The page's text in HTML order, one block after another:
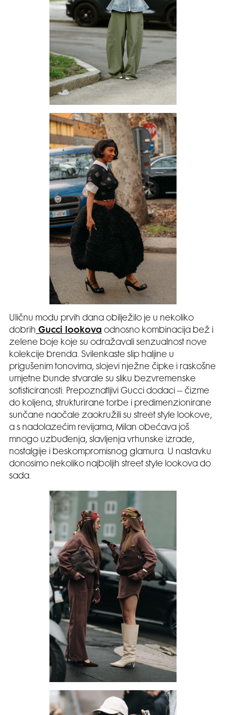
Uličnu modu prvih dana obilježilo je u nekoliko
dobrih Gucci lookova odnosno kombinacija bež i
zelene boje koje su odražavali senzualnost nove
kolekcije brenda. Svilenkaste slip haljine u
prigušenim tonovima, slojevi nježne čipke i raskošne
umjetne bunde stvarale su sliku bezvremenske
sofisticiranosti. Prepoznatljivi Gucci dodaci – čizme
do koljena, strukturirane torbe i predimenzionirane
sunčane naočale zaokružili su street style lookove,
a s nadolazećim revijama, Milan obećava još
mnogo uzbuđenja, slavljenja vrhunske izrade,
nostalgije i beskompromisnog glamura. U nastavku
donosimo nekoliko najboljih street style lookova do
sada.